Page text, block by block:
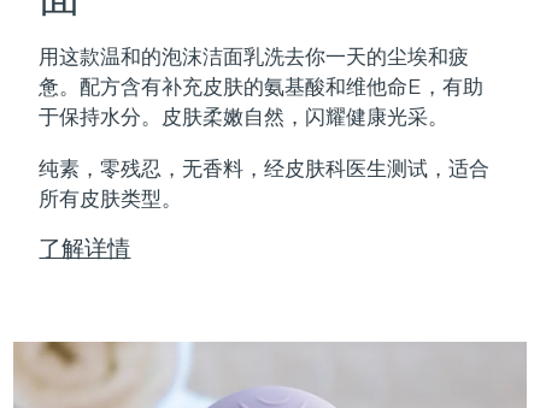
用这款温和的泡沫洁面乳洗去你一天的尘埃和疲
惫。配方含有补充皮肤的氨基酸和维他命E，有助
于保持水分。皮肤柔嫩自然，闪耀健康光采。
纯素，零残忍，无香料，经皮肤科医生测试，适合
所有皮肤类型。
了解详情